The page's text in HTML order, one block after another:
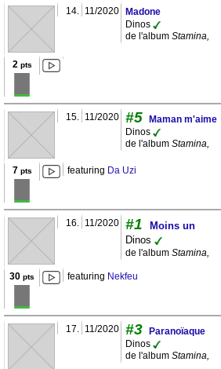
14. 11/2020
Madone
Dinos
de l'album Stamina,
2 pts
15. 11/2020 #5
Maman m'aime
Dinos
de l'album Stamina,
7 pts featuring Da Uzi
16. 11/2020 #1
Moins un
Dinos
de l'album Stamina,
30 pts featuring Nekfeu
17. 11/2020 #3
Paranoïaque
Dinos
de l'album Stamina,